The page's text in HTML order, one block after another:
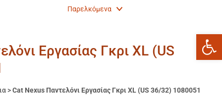
Παρελκόμενα
Εργασίας Γκρι XL (US
>Cat Nexus Παντελόνι Εργασίας Γκρι XL (US 36/32) 1080051